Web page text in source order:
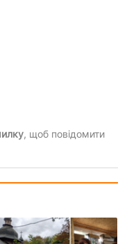
, щоб повідомити